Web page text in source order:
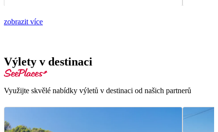
zobrazit více
Výlety v destinaci
Využijte skvělé nabídky výletů v destinaci od našich partnerů